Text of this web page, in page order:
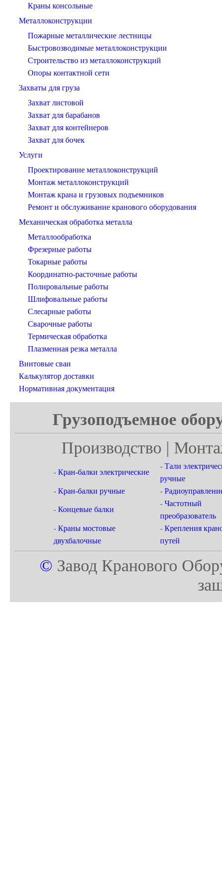
Краны консольные
Металлоконструкции
Пожарные металлические лестницы
Быстровозводимые металлоконструкции
Строительство из металлоконструкций
Опоры контактной сети
Захваты для груза
Захват листовой
Захват для барабанов
Захват для контейнеров
Захват для бочек
Услуги
Проектирование металлоконструкций
Монтаж металлоконструкций
Монтаж крана и грузовых подъемников
Ремонт и обслуживание кранового оборудования
Механическая обработка металла
Металлообработка
Фрезерные работы
Токарные работы
Координатно-расточные работы
Полировальные работы
Шлифовальные работы
Слесарные работы
Сварочные работы
Термическая обработка
Плазменная резка металла
Винтовые сваи
Калькулятор доставки
Нормативная документация
Грузоподъемное
Производство |
- Кран-балки электрические
- Тали
ручные
- Кран-балки ручные -
- Концевые балки
- Частотный
преобразователь
- Краны мостовые
двухбалочные
- Крепления
путей
© Завод Кранового